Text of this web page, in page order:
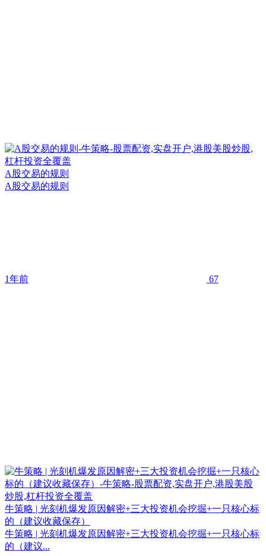
A股交易的规则
A股交易的规则
1年前 67
牛策略 | 光刻机爆发原因解密+三大投资机会挖掘+一只核心标
的（建议收藏保存）
牛策略 | 光刻机爆发原因解密+三大投资机会挖掘+一只核心标
的（建议...